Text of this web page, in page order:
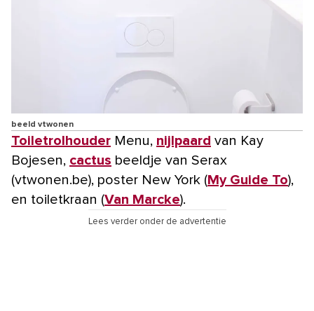
beeld vtwonen
Toiletrolhouder Menu, nijlpaard van Kay
Bojesen, cactus beeldje van Serax
(vtwonen.be), poster New York (My Guide To),
en toiletkraan (Van Marcke).
Lees verder onder de advertentie